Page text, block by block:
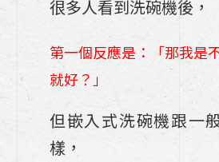
很多人看到洗碗機後，
第一個反應是：「那我是
就好？」
但嵌入式洗碗機跟一
樣，